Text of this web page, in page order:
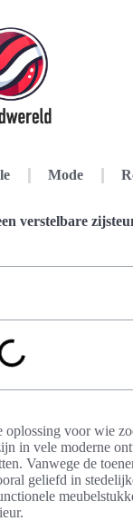
Mode
verstelbare
oplossing voor wie
in vele moderne
Vanwege de
geliefd in